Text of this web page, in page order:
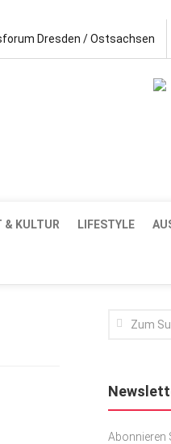
Dresden / Ostsachsen
& KULTUR LIFESTYLE
Abonnieren